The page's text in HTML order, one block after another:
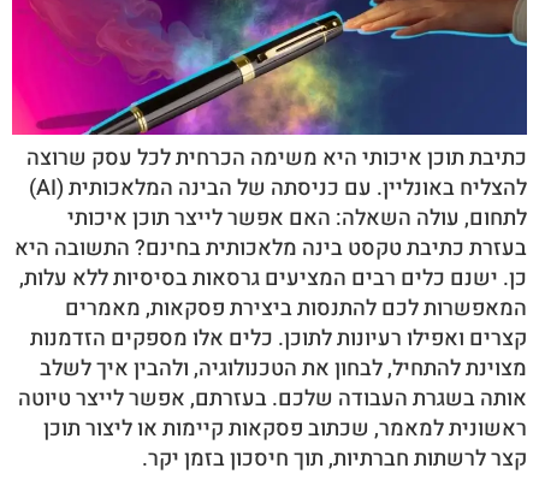
כתיבת תוכן איכותי היא משימה הכרחית לכל עסק שרוצה
להצליח באונליין. עם כניסתה של הבינה המלאכותית (AI)
לתחום, עולה השאלה: האם אפשר לייצר תוכן איכותי
בעזרת כתיבת טקסט בינה מלאכותית בחינם? התשובה היא
כן. ישנם כלים רבים המציעים גרסאות בסיסיות ללא עלות,
המאפשרות לכם להתנסות ביצירת פסקאות, מאמרים
קצרים ואפילו רעיונות לתוכן. כלים אלו מספקים הזדמנות
מצוינת להתחיל, לבחון את הטכנולוגיה, ולהבין איך לשלב
אותה בשגרת העבודה שלכם. בעזרתם, אפשר לייצר טיוטה
ראשונית למאמר, שכתוב פסקאות קיימות או ליצור תוכן
קצר לרשתות חברתיות, תוך חיסכון בזמן יקר.